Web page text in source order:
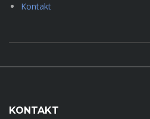
Kontakt
KONTAKT